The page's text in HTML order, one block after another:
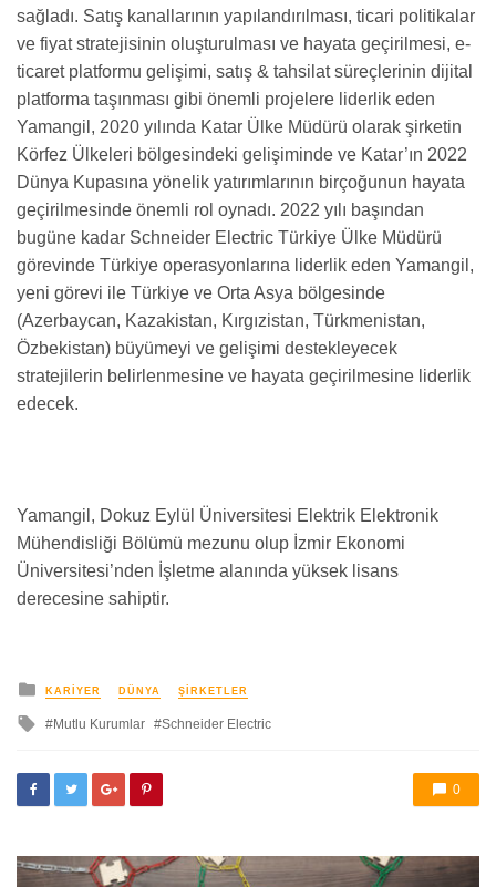
sağladı. Satış kanallarının yapılandırılması, ticari politikalar
ve fiyat stratejisinin oluşturulması ve hayata geçirilmesi, e-
ticaret platformu gelişimi, satış & tahsilat süreçlerinin dijital
platforma taşınması gibi önemli projelere liderlik eden
Yamangil, 2020 yılında Katar Ülke Müdürü olarak şirketin
Körfez Ülkeleri bölgesindeki gelişiminde ve Katar’ın 2022
Dünya Kupasına yönelik yatırımlarının birçoğunun hayata
geçirilmesinde önemli rol oynadı. 2022 yılı başından
bugüne kadar Schneider Electric Türkiye Ülke Müdürü
görevinde Türkiye operasyonlarına liderlik eden Yamangil,
yeni görevi ile Türkiye ve Orta Asya bölgesinde
(Azerbaycan, Kazakistan, Kırgızistan, Türkmenistan,
Özbekistan) büyümeyi ve gelişimi destekleyecek
stratejilerin belirlenmesine ve hayata geçirilmesine liderlik
edecek.
Yamangil, Dokuz Eylül Üniversitesi Elektrik Elektronik
Mühendisliği Bölümü mezunu olup İzmir Ekonomi
Üniversitesi’nden İşletme alanında yüksek lisans
derecesine sahiptir.
yayınlanan
KARIYER DÜNYA ŞIRKETLER
ileMutlu Kurumlar Schneider Electric
0